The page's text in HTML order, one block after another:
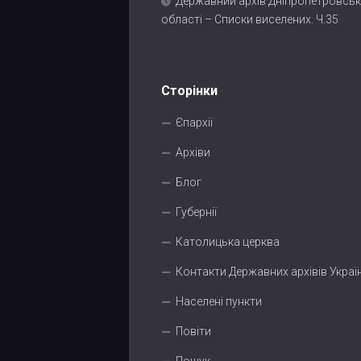
області – Списки виселених. Ч.35
Сторінки
Єпархії
Архіви
Блог
Губернії
Католицька церква
Контакти Державних архівів
Населені пункти
Повіти